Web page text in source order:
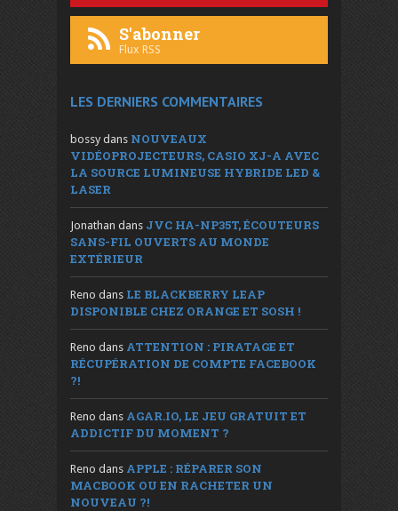
S'abonner
Flux RSS
LES DERNIERS COMMENTAIRES
bossy dans NOUVEAUX
VIDÉOPROJECTEURS, CASIO XJ-A AVEC
LA SOURCE LUMINEUSE HYBRIDE LED &
LASER
Jonathan dans JVC HA-NP35T, ÉCOUTEURS
SANS-FIL OUVERTS AU MONDE
EXTÉRIEUR
Reno dans LE BLACKBERRY LEAP
DISPONIBLE CHEZ ORANGE ET SOSH !
Reno dans ATTENTION : PIRATAGE ET
RÉCUPÉRATION DE COMPTE FACEBOOK
?!
Reno dans AGAR.IO, LE JEU GRATUIT ET
ADDICTIF DU MOMENT ?
Reno dans APPLE : RÉPARER SON
MACBOOK OU EN RACHETER UN
NOUVEAU ?!